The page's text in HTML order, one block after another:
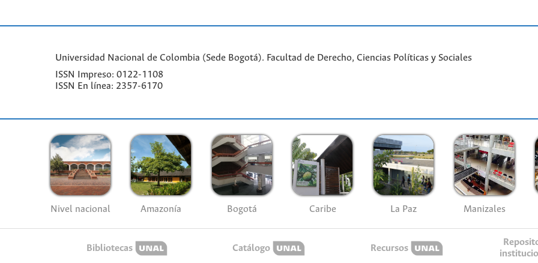
Universidad Nacional de Colombia (Sede Bogotá). Facultad de Derecho, Ciencias Políticas y Sociales
ISSN Impreso: 0122-1108
ISSN En línea: 2357-6170
Nivel nacional Amazonía Bogotá Caribe La Paz Manizales
Bibliotecas Catálogo Recursos